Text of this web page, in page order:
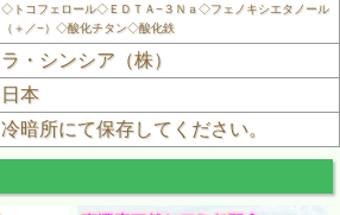
◇トコフェロール◇ＥＤＴＡ−３Ｎａ◇フェノキシエタノール
（＋／−）◇酸化チタン◇酸化鉄
ラ・シンシア（株）
日本
冷暗所にて保存してください。